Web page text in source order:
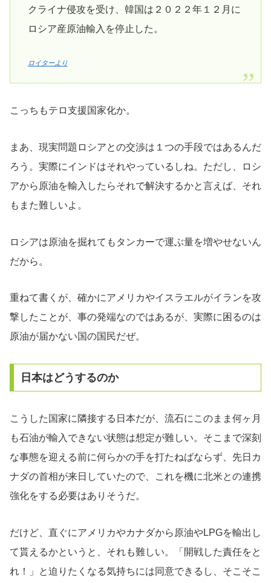
クライナ侵攻を受け、韓国は２０２２年１２月に
ロシア産原油輸入を停止した。
ロイターより
こっちもテロ支援国家化か。
まあ、現実問題ロシアとの交渉は１つの手段ではあるんだ
ろう。実際にインドはそれやっているしね。ただし、ロシ
アから原油を輸入したらそれで解決するかと言えば、それ
もまた難しいよ。
ロシアは原油を掘れてもタンカーで運ぶ量を増やせないん
だから。
重ねて書くが、確かにアメリカやイスラエルがイランを攻
撃したことが、事の発端なのではあるが、実際に困るのは
原油が届かない国の国民だぜ。
日本はどうするのか
こうした国家に隣接する日本だが、流石にこのまま何ヶ月
も石油が輸入できない状態は想定が難しい。そこまで深刻
な事態を迎える前に何らかの手を打たねばならず、先日カ
ナダの首相が来日していたので、これを機に北米との連携
強化をする必要はありそうだ。
だけど、直ぐにアメリカやカナダから原油やLPGを輸出し
て貰えるかというと、それも難しい。「開戦した責任をと
れ！」と迫りたくなる気持ちには同意できるし、そこそこ